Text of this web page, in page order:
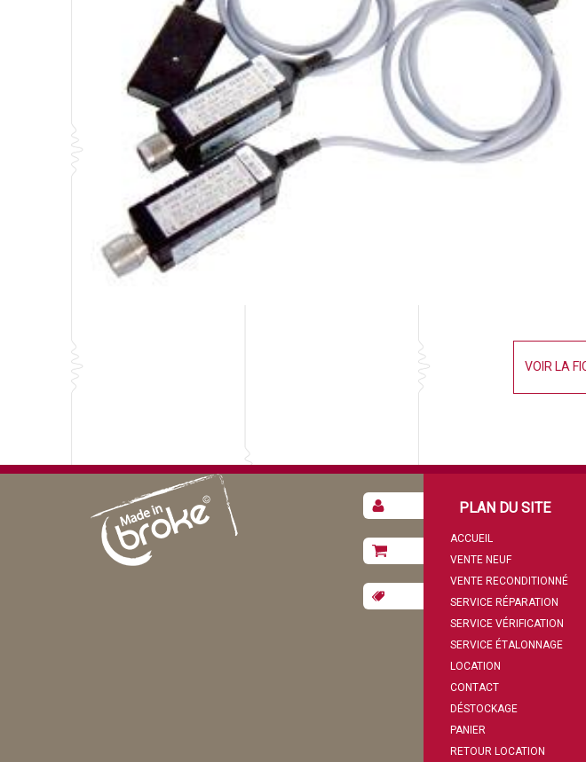
VOIR LA
PLAN DU SITE
ACCUEIL
VENTE NEUF
VENTE RECONDITIONNÉ
SERVICE RÉPARATION
SERVICE VÉRIFICATION
SERVICE ÉTALONNAGE
LOCATION
CONTACT
DÉSTOCKAGE
PANIER
RETOUR LOCATION